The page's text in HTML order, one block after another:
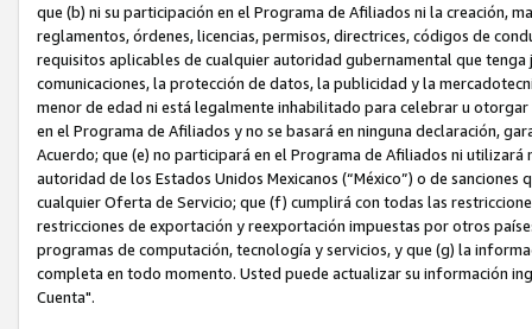
que (b) ni su participación en el Programa de Afiliados ni la creación,
reglamentos, órdenes, licencias, permisos, directrices, códigos de
requisitos aplicables de cualquier autoridad gubernamental que
comunicaciones, la protección de datos, la publicidad y la
menor de edad ni está legalmente inhabilitado para celebrar u
en el Programa de Afiliados y no se basará en ninguna declaración,
Acuerdo; que (e) no participará en el Programa de Afiliados ni
autoridad de los Estados Unidos Mexicanos (“México”) o de
cualquier Oferta de Servicio; que (f) cumplirá con todas las
restricciones de exportación y reexportación impuestas por otros
programas de computación, tecnología y servicios, y que (g) la
completa en todo momento. Usted puede actualizar su información
Cuenta".